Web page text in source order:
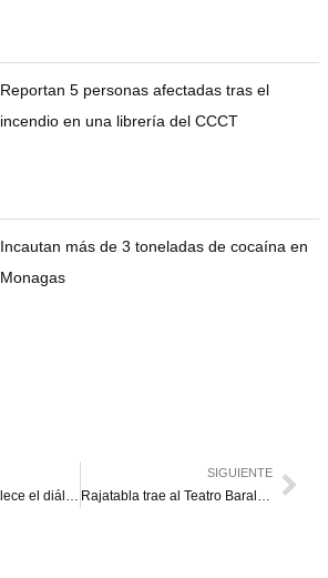
Reportan 5 personas afectadas tras el
incendio en una librería del CCCT
Incautan más de 3 toneladas de cocaína en
Monagas
Fedecámaras fortalece el diálogo con visita del Ministro del Trabajo a su reciente directorio nacional
SIGUIENTE
Rajatabla trae al Teatro Baralt su obra “Gallegos, selva, llano y palabra”